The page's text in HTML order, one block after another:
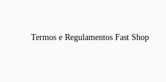
Termos e Regulamentos Fast Shop